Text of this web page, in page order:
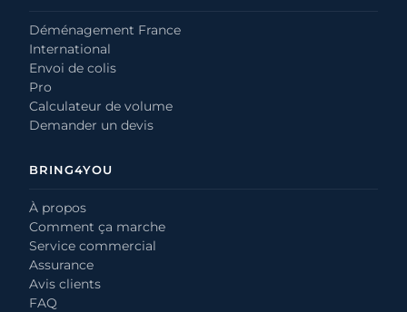
Déménagement France
International
Envoi de colis
Pro
Calculateur de volume
Demander un devis
BRING4YOU
À propos
Comment ça marche
Service commercial
Assurance
Avis clients
FAQ